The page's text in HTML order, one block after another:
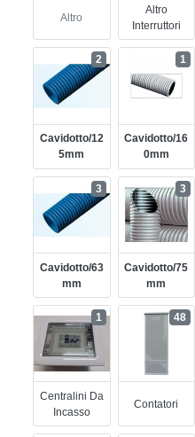
Altro
Altro
Interruttori
Cavidotto/12
5mm
2
Cavidotto/16
0mm
1
Cavidotto/63
Mm
3
Cavidotto/75
Mm
3
Centralini Da
Incasso
1
Contatori
48